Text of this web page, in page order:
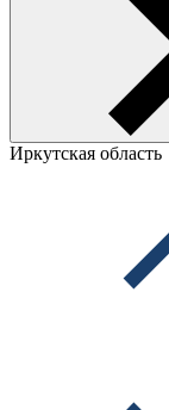
Иркутская область